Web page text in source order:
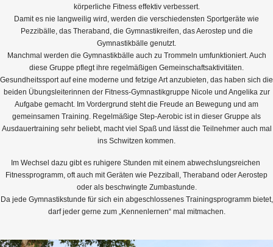
körperliche Fitness effektiv verbessert.
Damit es nie langweilig wird, werden die verschiedensten Sportgeräte wie
Pezzibälle, das Theraband, die Gymnastikreifen, das Aerostep und die
Gymnastikbälle genutzt.
Manchmal werden die Gymnastikbälle auch zu Trommeln umfunktioniert. Auch
diese Gruppe pflegt ihre regelmäßigen Gemeinschaftsaktivitäten.
Gesundheitssport auf eine moderne und fetzige Art anzubieten, das haben sich die
beiden Übungsleiterinnen der Fitness-Gymnastikgruppe Nicole und Angelika zur
Aufgabe gemacht. Im Vordergrund steht die Freude an Bewegung und am
gemeinsamen Training. Regelmäßige Step-Aerobic ist in dieser Gruppe als
Ausdauertraining sehr beliebt, macht viel Spaß und lässt die Teilnehmer auch mal
ins Schwitzen kommen.
Im Wechsel dazu gibt es ruhigere Stunden mit einem abwechslungsreichen
Fitnessprogramm, oft auch mit Geräten wie Pezziball, Theraband oder Aerostep
oder als beschwingte Zumbastunde.
Da jede Gymnastikstunde für sich ein abgeschlossenes Trainingsprogramm bietet,
darf jeder gerne zum „Kennenlernen“ mal mitmachen.